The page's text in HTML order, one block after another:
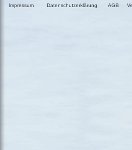
Impressum Datenschutzerklärung AGB